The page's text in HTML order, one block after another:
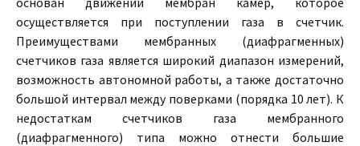
осуществляется при поступлении газа в счетчик.
Преимуществами мембранных (диафрагменных)
счетчиков газа является широкий диапазон измерений,
возможность автономной работы, а также достаточно
большой интервал между поверками (порядка 10 лет). К
недостаткам счетчиков газа мембранного
(диафрагменного) типа можно отнести большие